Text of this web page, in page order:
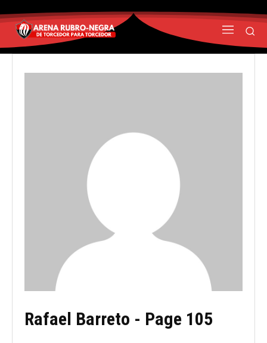
Rafael Barreto - Page 105